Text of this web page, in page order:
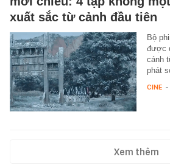
xuất sắc từ cảnh đầu tiên
Bộ
được
cánh
phát
CINE -
Xem thêm